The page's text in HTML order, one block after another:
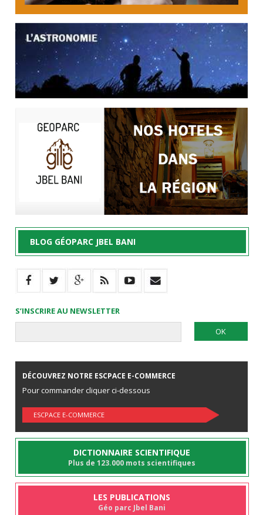
BLOG GÉOPARC JBEL BANI
S’INSCRIRE AU NEWSLETTER
DÉCOUVREZ NOTRE ESCPACE E-COMMERCE
Pour commander cliquer ci-dessous
ESCPACE E-COMMERCE
DICTIONNAIRE SCIENTIFIQUE
Plus de 123.000 mots scientifiques
LES PUBLICATIONS
Géo parc Jbel Bani